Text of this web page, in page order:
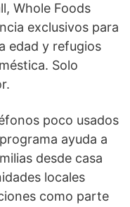
Whole Foods
exclusivos para
edad y refugios
Solo
poco usados
ayuda a
desde casa
locales
como parte